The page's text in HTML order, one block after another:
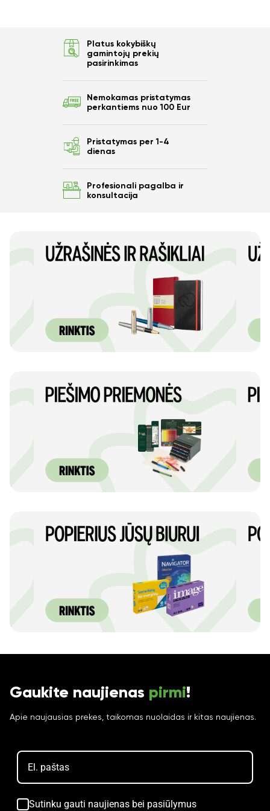
Platus kokybiškų
gamintojų prekių
pasirinkimas
Nemokamas pristatymas
perkantiems nuo 100 Eur
Pristatymas per 1-4
dienas
Profesionali pagalba ir
konsultacija
Gaukite naujienas pirmi!
Apie naujausias prekes, taikomas nuolaidas ir kitas naujienas.
Sutinku gauti naujienas bei pasiūlymus